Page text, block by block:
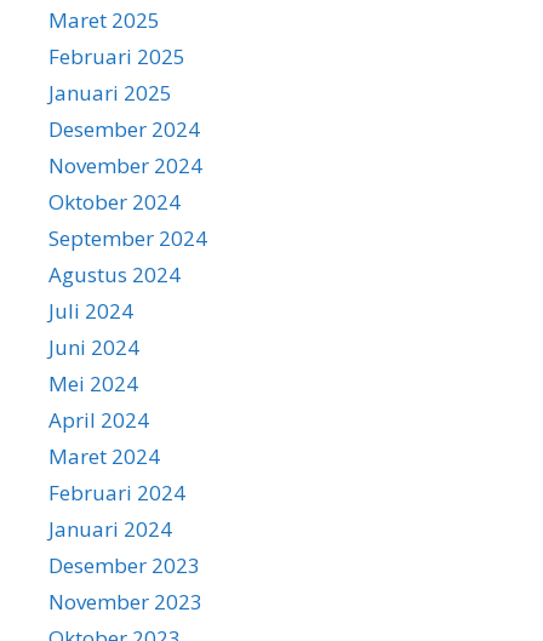
Maret 2025
Februari 2025
Januari 2025
Desember 2024
November 2024
Oktober 2024
September 2024
Agustus 2024
Juli 2024
Juni 2024
Mei 2024
April 2024
Maret 2024
Februari 2024
Januari 2024
Desember 2023
November 2023